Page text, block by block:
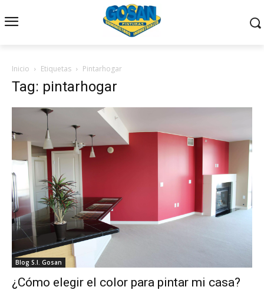
Inicio Etiquetas Pintarhogar
Tag: pintarhogar
Blog S.I. Gosan
¿Cómo elegir el color para pintar mi casa?